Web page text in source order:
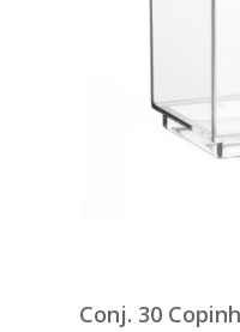
Conj. 30